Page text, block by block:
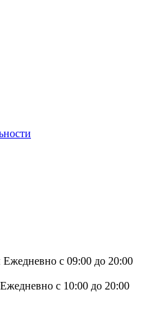
Ежедневно с 09:00 до 20:00
Ежедневно с 10:00 до 20:00